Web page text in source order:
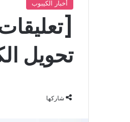
أخبار الكيبوب
تحويل
شاركها